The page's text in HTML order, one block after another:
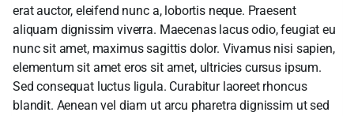
erat auctor, eleifend nunc a, lobortis neque. Praesent
aliquam dignissim viverra. Maecenas lacus odio, feugiat eu
nunc sit amet, maximus sagittis dolor. Vivamus nisi sapien,
elementum sit amet eros sit amet, ultricies cursus ipsum.
Sed consequat luctus ligula. Curabitur laoreet rhoncus
blandit. Aenean vel diam ut arcu pharetra dignissim ut sed